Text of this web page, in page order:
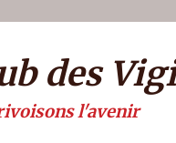
de
des
l'avenir